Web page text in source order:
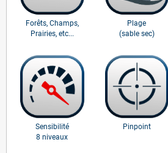
Forêts, Champs,
Prairies, etc...
Plage
(sable sec)
Sensibilité
8 niveaux
Pinpoint